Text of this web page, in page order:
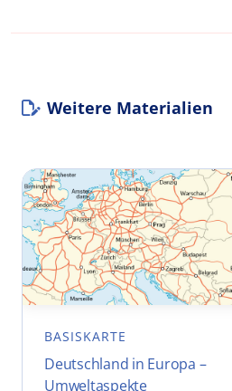
Weitere Materialien
BASISKARTE
Deutschland in Europa –
Umweltaspekte